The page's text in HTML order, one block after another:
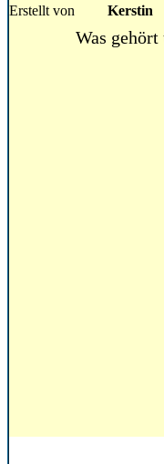
Erstellt von Kerstin
Was